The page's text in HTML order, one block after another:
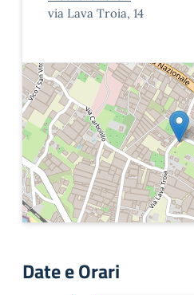
via Lava Troia, 14
Date e Orari